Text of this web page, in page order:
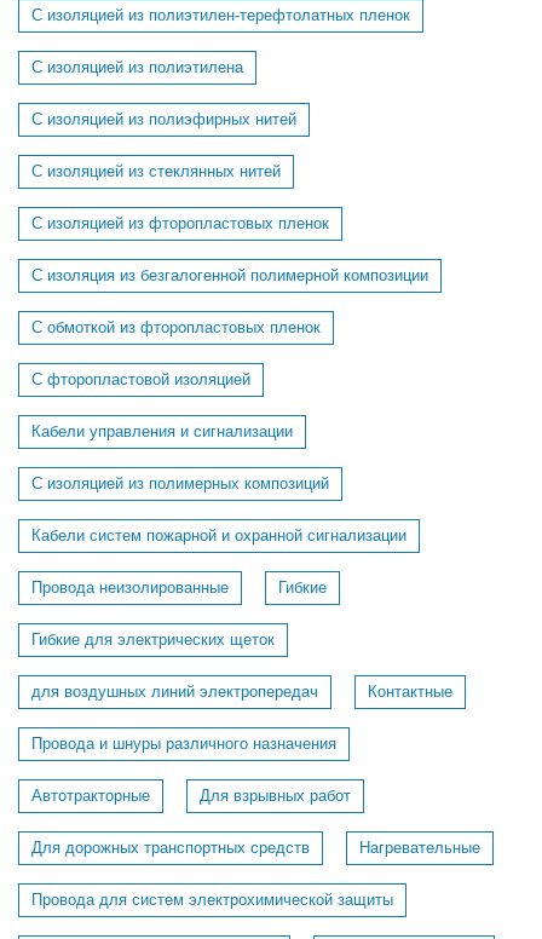
С изоляцией из полиэтилен-терефтолатных пленок
С изоляцией из полиэтилена
С изоляцией из полиэфирных нитей
С изоляцией из стеклянных нитей
С изоляцией из фторопластовых пленок
С изоляция из безгалогенной полимерной композиции
С обмоткой из фторопластовых пленок
С фторопластовой изоляцией
Кабели управления и сигнализации
С изоляцией из полимерных композиций
Кабели систем пожарной и охранной сигнализации
Провода неизолированные Гибкие
Гибкие для электрических щеток
для воздушных линий электропередач Контактные
Провода и шнуры различного назначения
Автотракторные Для взрывных работ
Для дорожных транспортных средств Нагревательные
Провода для систем электрохимической защиты